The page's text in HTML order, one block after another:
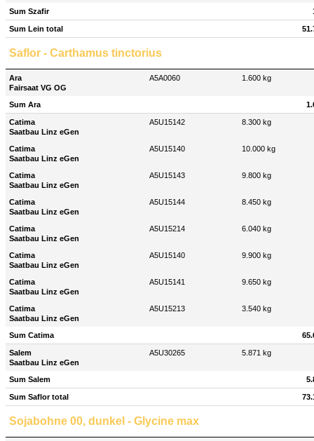
Sum Szafir
Sum Lein total
Saflor - Carthamus tinctorius
Ara
Fairsaat VG OG
A5A0060 1.600 kg
Sum Ara
Catima
Saatbau Linz eGen
A5U15142 8.300 kg
Catima
Saatbau Linz eGen
A5U15140 10.000 kg
Catima
Saatbau Linz eGen
A5U15143 9.800 kg
Catima
Saatbau Linz eGen
A5U15144 8.450 kg
Catima
Saatbau Linz eGen
A5U15214 6.040 kg
Catima
Saatbau Linz eGen
A5U15140 9.900 kg
Catima
Saatbau Linz eGen
A5U15141 9.650 kg
Catima
Saatbau Linz eGen
A5U15213 3.540 kg
Sum Catima
Salem
Saatbau Linz eGen
A5U30265 5.871 kg
Sum Salem
Sum Saflor total
Sojabohne 00, dunkel - Glycine max